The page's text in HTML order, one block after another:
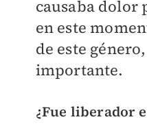
causaba dolor
en este
de este
importante.
¿Fue liberador